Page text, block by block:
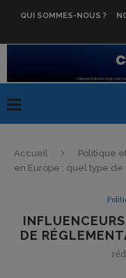
QUI SOMMES-NOUS ?
Accueil Politique
en Europe : quel type
DE